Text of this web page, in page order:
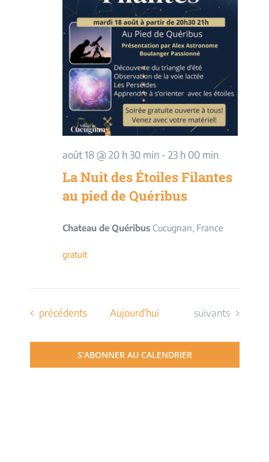
août 18 @ 20 h 30 min- 23 h 00 min
La Nuit des Étoiles Filantes
au pied de Quéribus
Chateau de Quéribus Cucugnan, France
gratuit
Évènements
précédents Aujourd'hui Évènements
suivants
S’ABONNER AU CALENDRIER